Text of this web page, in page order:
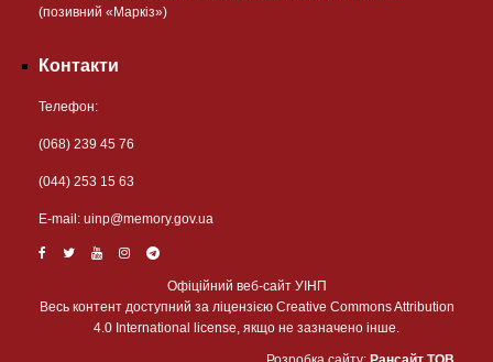
(позивний «Маркіз»)
Контакти
Телефон:
(068) 239 45 76
(044) 253 15 63
Е-mail: uinp@memory.gov.ua
Офіційний веб-сайт УІНП
Весь контент доступний за ліцензією Creative Commons Attribution
4.0 International license, якщо не зазначено інше.